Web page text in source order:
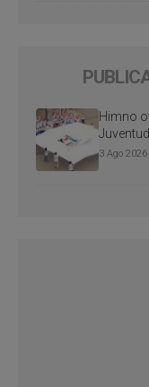
Himno
3 Ago 2026